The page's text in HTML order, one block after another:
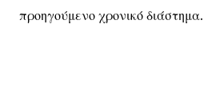
προηγούμενο χρονικό διάστημα.